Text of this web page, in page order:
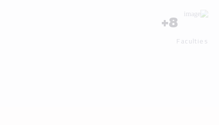
8
+
Faculties